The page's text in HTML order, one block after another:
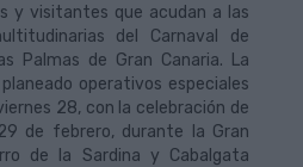
y visitantes que acudan a las
del Carnaval de
Palmas de Gran Canaria. La
operativos especiales
28, con la celebración de
de febrero, durante la Gran
de la Sardina y Cabalgata